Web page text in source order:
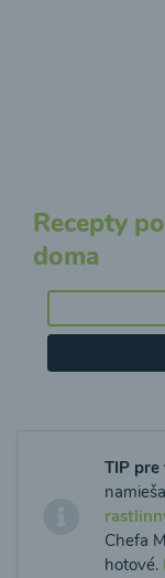
Recepty
doma
TIP pre
Chefa
hotové.